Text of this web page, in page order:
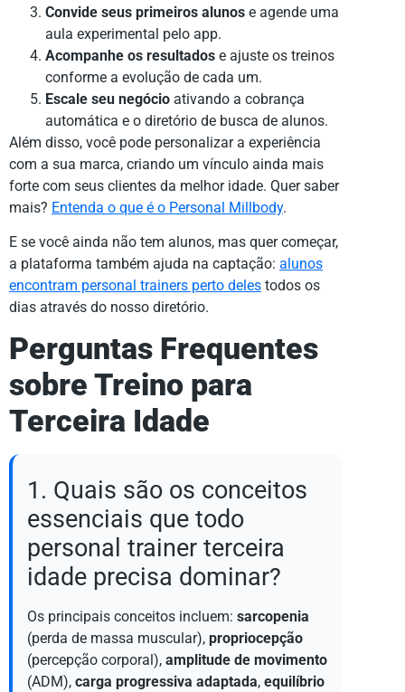
Convide seus primeiros alunos e agende uma
aula experimental pelo app.
Acompanhe os resultados e ajuste os treinos
conforme a evolução de cada um.
Escale seu negócio ativando a cobrança
automática e o diretório de busca de alunos.
Além disso, você pode personalizar a experiência
com a sua marca, criando um vínculo ainda mais
forte com seus clientes da melhor idade. Quer saber
mais? Entenda o que é o Personal Millbody.
E se você ainda não tem alunos, mas quer começar,
a plataforma também ajuda na captação: alunos
encontram personal trainers perto deles todos os
dias através do nosso diretório.
Perguntas Frequentes
sobre Treino para
Terceira Idade
1. Quais são os conceitos
essenciais que todo
personal trainer terceira
idade precisa dominar?
Os principais conceitos incluem: sarcopenia
(perda de massa muscular), propriocepção
(percepção corporal), amplitude de movimento
(ADM), carga progressiva adaptada, equilíbrio